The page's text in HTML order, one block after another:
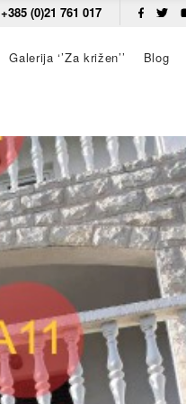
+385 (0)21 761 017
Galerija ‘’Za križen’’ Blog